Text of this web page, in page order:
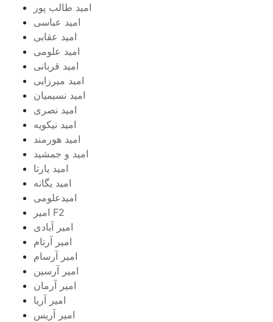
امید طالب پور
امید عباسی
امید عقابی
امید علومی
امید قربانی
امید میرزایی
امید نسیمیان
امید نصری
امید نیکویه
امید هورمند
امید و جمشید
امید یارتا
امید یگانه
امیدعلومی
امیر F2
امیر آبادی
امیر آرتام
امیر آرسام
امیر آرسین
امیر آرمان
امیر آریا
امیر آریس